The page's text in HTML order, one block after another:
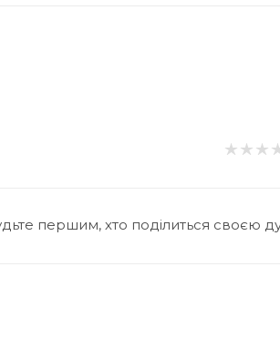
першим, хто поділиться своєю